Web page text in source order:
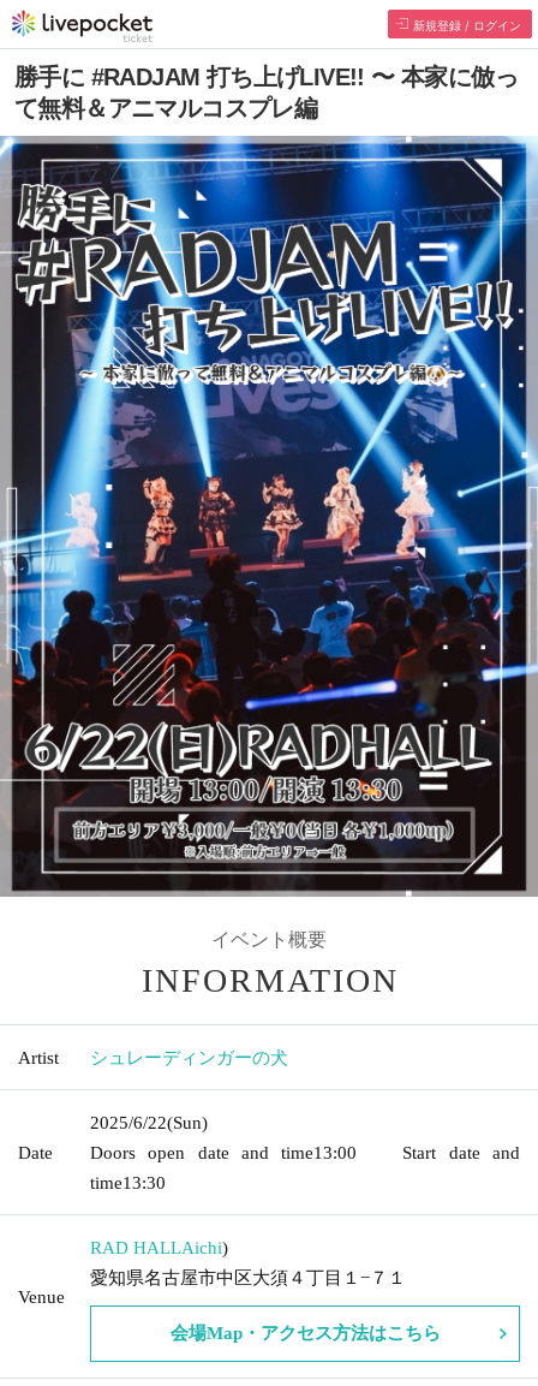
新規登録 / ログイン
勝手に #RADJAM 打ち上げLIVE!! 〜 本家に倣っ
て無料＆アニマルコスプレ編
イベント概要
INFORMATION
Artist シュレーディンガーの犬
Date
2025/6/22(Sun)
Doors open date and time13:00 Start date and
time13:30
Venue
RAD HALLAichi)
愛知県名古屋市中区大須４丁目１−７１
会場Map・アクセス方法はこちら